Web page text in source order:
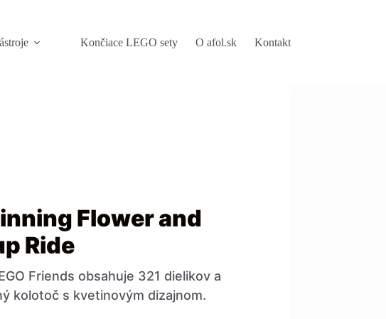
Končiace LEGO sety O afol.sk Kontakt
Flower and
Ride
Friends obsahuje 321 dielikov a
kolotoč s kvetinovým dizajnom.